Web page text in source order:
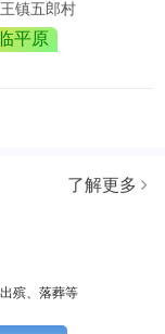
镇五郎村
平原
了解更多
殡、落葬等